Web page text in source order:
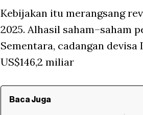
Kebijakan itu merangsang
2025. Alhasil saham–saham
Sementara, cadangan
US$146,2 miliar
Baca Juga